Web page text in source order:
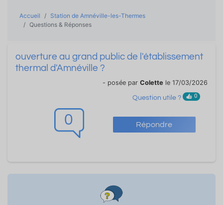
Accueil
Station de Amnéville-les-Thermes
Questions & Réponses
0 Répondre
ouverture au grand public de l'établissement
thermal d'Amnéville ?
- posée par Colette le 17/03/2026
Question utile ? 0